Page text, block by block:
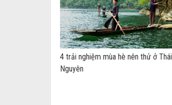
4 trải nghiệm mùa hè nên thử ở Thái
Nguyên